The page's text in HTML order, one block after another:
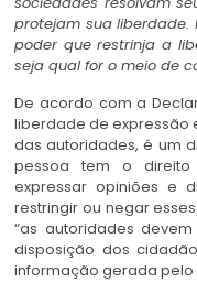
protejam sua liberdade.
poder que restrinja a
seja qual for o meio de
De acordo com a
liberdade de expressão
das autoridades, é um
pessoa tem o
expressar opiniões e
restringir ou negar
“as autoridades
disposição dos
informação gerada pelo